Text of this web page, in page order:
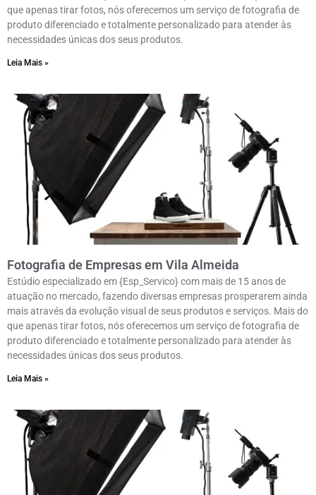
que apenas tirar fotos, nós oferecemos um serviço de fotografia de
produto diferenciado e totalmente personalizado para atender às
necessidades únicas dos seus produtos.
Leia Mais »
Fotografia de Empresas em Vila Almeida
Estúdio especializado em {Esp_Servico} com mais de 15 anos de
atuação no mercado, fazendo diversas empresas prosperarem ainda
mais através da evolução visual de seus produtos e serviços. Mais do
que apenas tirar fotos, nós oferecemos um serviço de fotografia de
produto diferenciado e totalmente personalizado para atender às
necessidades únicas dos seus produtos.
Leia Mais »